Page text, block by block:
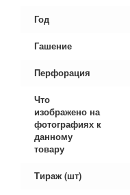
Год
Гашение
Перфорация
Что
изображено на
фотографиях к
данному
товару
Тираж (шт)